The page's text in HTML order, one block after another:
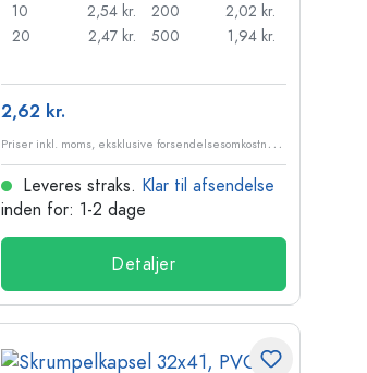
10
2,54 kr.
20
2,47 kr.
200
2,02 kr.
500
1,94 kr.
2,62 kr.
P
riser inkl. moms, eksklusive forsendelsesomkostninger
Leveres straks. Klar til afsendelse
inden for: 1-2 dage
Detaljer